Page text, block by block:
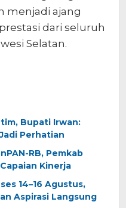
menjadi ajang
dari seluruh
Selatan.
Bupati Irwan:
Perhatian
RB, Pemkab
Kinerja
14–16 Agustus,
Aspirasi Langsung